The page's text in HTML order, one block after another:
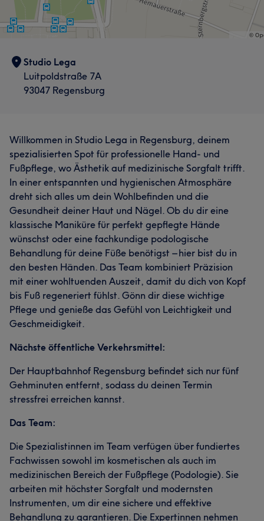
Haarentfernung
Haarentfernung
Portfolio
Studio Lega
Luitpoldstraße 7A
93047 Regensburg
Willkommen in Studio Lega in Regensburg, deinem
spezialisierten Spot für professionelle Hand- und
Fußpflege, wo Ästhetik auf medizinische Sorgfalt trifft.
In einer entspannten und hygienischen Atmosphäre
dreht sich alles um dein Wohlbefinden und die
Gesundheit deiner Haut und Nägel. Ob du dir eine
klassische Maniküre für perfekt gepflegte Hände
wünschst oder eine fachkundige podologische
Behandlung für deine Füße benötigst – hier bist du in
den besten Händen. Das Team kombiniert Präzision
mit einer wohltuenden Auszeit, damit du dich von Kopf
bis Fuß regeneriert fühlst. Gönn dir diese wichtige
Pflege und genieße das Gefühl von Leichtigkeit und
Geschmeidigkeit.
Nächste öffentliche Verkehrsmittel:
Der Hauptbahnhof Regensburg befindet sich nur fünf
Gehminuten entfernt, sodass du deinen Termin
stressfrei erreichen kannst.
Das Team:
Die Spezialistinnen im Team verfügen über fundiertes
Fachwissen sowohl im kosmetischen als auch im
medizinischen Bereich der Fußpflege (Podologie). Sie
arbeiten mit höchster Sorgfalt und modernsten
Instrumenten, um dir eine sichere und effektive
Behandlung zu garantieren. Die Expertinnen nehmen